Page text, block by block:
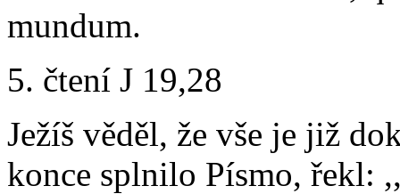
mundum.
5. čtení J 19,28
Ježíš věděl, že vše je již
konce splnilo Písmo, řekl: